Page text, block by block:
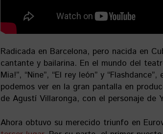
Radicada en Barcelona, pero nacida en
cantante y bailarina. En el mundo del
Mia!”, “Nine”, “El rey león” y
podemos ver en la gran pantalla en
de Agustí Villaronga, con el personaje de
Ahora obtuvo su merecido triunfo en